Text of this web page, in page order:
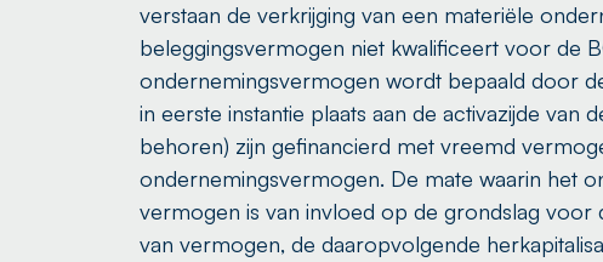
verstaan de verkrijging van een materiële
beleggingsvermogen niet kwalificeert voor de
ondernemingsvermogen wordt bepaald door
in eerste instantie plaats aan de activazijde
behoren) zijn gefinancierd met vreemd
ondernemingsvermogen. De mate waarin het
vermogen is van invloed op de grondslag voor
van vermogen, de daaropvolgende